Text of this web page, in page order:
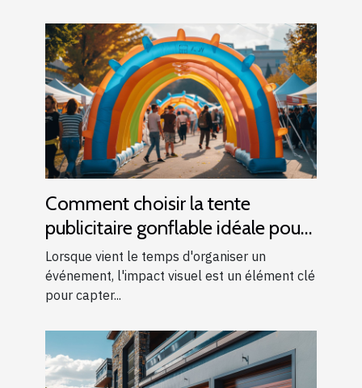
Comment choisir la tente
publicitaire gonflable idéale pour
vos événements
Lorsque vient le temps d'organiser un
événement, l'impact visuel est un élément clé
pour capter...